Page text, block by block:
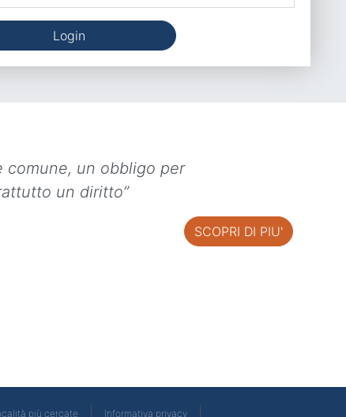
Login
comune, un obbligo per
un diritto”
SCOPRI DI PIU'
più cercate Informativa privacy